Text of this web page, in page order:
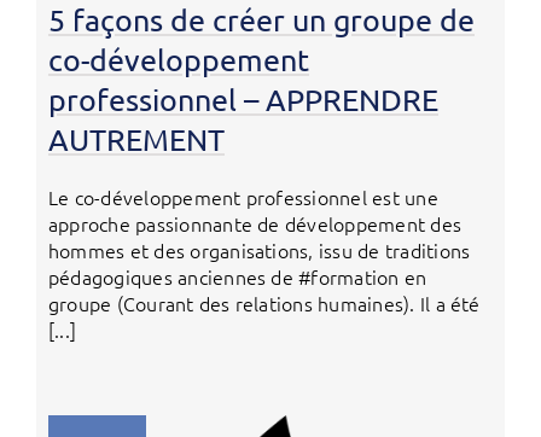
5 façons de créer un groupe de
co-développement
professionnel – APPRENDRE
AUTREMENT
Le co-développement professionnel est une
approche passionnante de développement des
hommes et des organisations, issu de traditions
pédagogiques anciennes de #formation en
groupe (Courant des relations humaines). Il a été
[...]